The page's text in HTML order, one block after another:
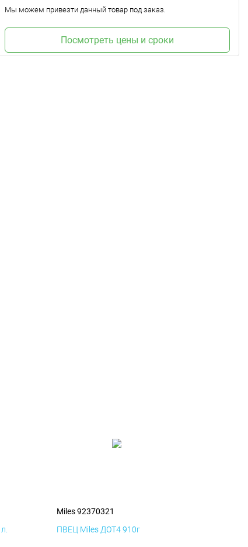
Мы можем привезти данный товар под заказ.
Посмотреть цены и сроки
Miles 92370321
ПВЕЦ Miles ДОТ4 910г